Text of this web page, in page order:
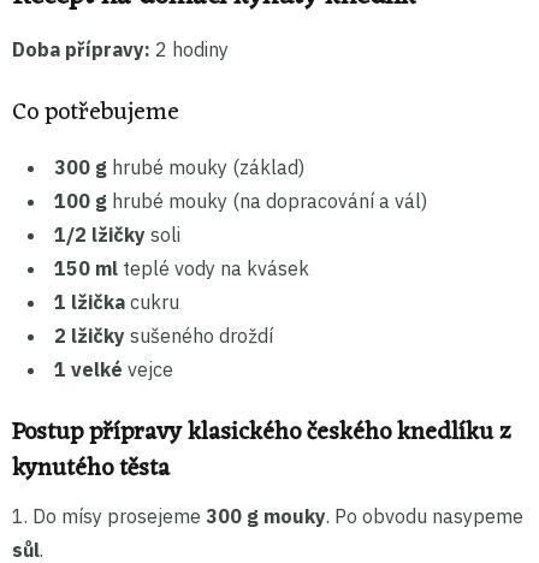
Doba přípravy: 2 hodiny
Co potřebujeme
300 g hrubé mouky (základ)
100 g hrubé mouky (na dopracování a vál)
1/2 lžičky soli
150 ml teplé vody na kvásek
1 lžička cukru
2 lžičky sušeného droždí
1 velké vejce
Postup přípravy klasického českého knedlíku z
kynutého těsta
1. Do mísy prosejeme 300 g mouky. Po obvodu nasypeme
sůl.